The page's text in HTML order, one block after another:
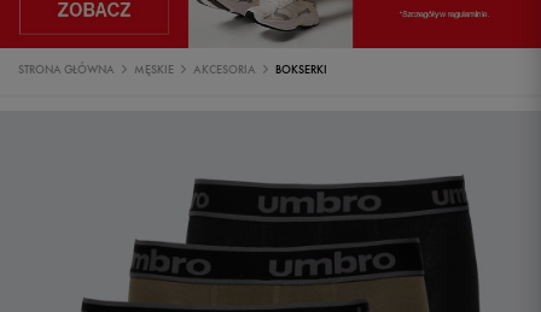
STRONA GŁÓWNA MĘSKIE AKCESORIA BOKSERKI